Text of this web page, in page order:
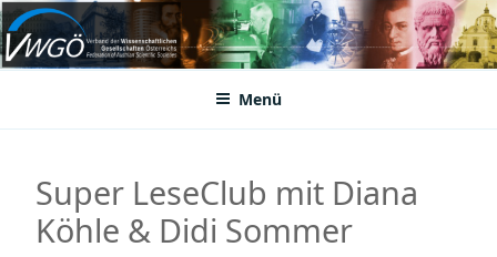
Zum
Inhalt
springenVWGÖ
Federation of Austrian Scientific Societies
Menü
Super LeseClub mit Diana
Köhle & Didi Sommer